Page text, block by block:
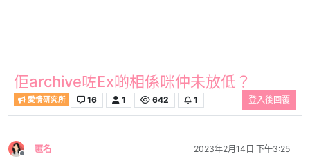
佢archive咗Ex啲相係咪仲未放低？
愛情研究所 16 1 642 1 登入後回覆
離線
匿名 2023年2月14日 下午3:25